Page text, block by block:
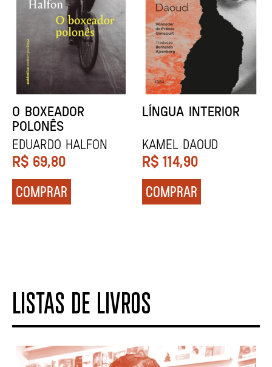
DENTES BRANCOS
Zadie Smith
R$ 129,90
COMPRAR
UCRÂNIA
Andrei Kurkov
R$ 139,90
COMPRAR
LISTAS DE LIVROS